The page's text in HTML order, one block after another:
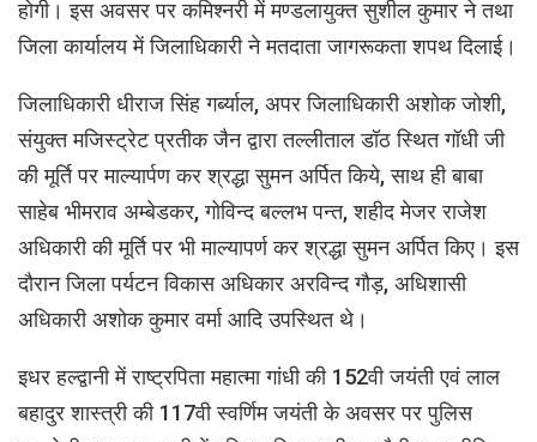
होगी। इस अवसर पर कमिश्नरी में मण्डलायुक्त सुशील कुमार ने तथा
जिला कार्यालय में जिलाधिकारी ने मतदाता जागरूकता शपथ दिलाई।
जिलाधिकारी धीराज सिंह गर्ब्याल, अपर जिलाधिकारी अशोक जोशी,
संयुक्त मजिस्ट्रेट प्रतीक जैन द्वारा तल्लीताल डॉठ स्थित गॉधी जी
की मूर्ति पर माल्यार्पण कर श्रद्धा सुमन अर्पित किये, साथ ही बाबा
साहेब भीमराव अम्बेडकर, गोविन्द बल्लभ पन्त, शहीद मेजर राजेश
अधिकारी की मूर्ति पर भी माल्यापर्ण कर श्रद्धा सुमन अर्पित किए। इस
दौरान जिला पर्यटन विकास अधिकार अरविन्द गौड़, अधिशासी
अधिकारी अशोक कुमार वर्मा आदि उपस्थित थे।
इधर हल्द्वानी में राष्ट्रपिता महात्मा गांधी की 152वी जयंती एवं लाल
बहादुर शास्त्री की 117वी स्वर्णिम जयंती के अवसर पर पुलिस